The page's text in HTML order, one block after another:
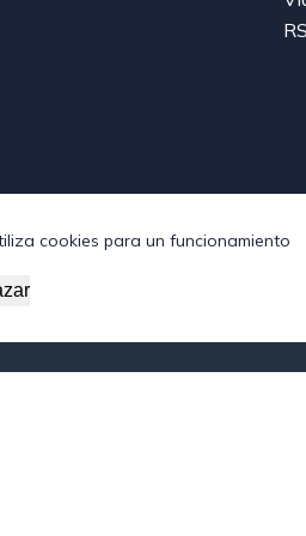
cookies para un funcionamiento
2026 - Federación Interamericana